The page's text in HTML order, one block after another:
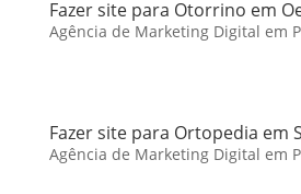
Fazer site para Otorrino em
Agência de Marketing Digital em
Fazer site para Ortopedia em
Agência de Marketing Digital em